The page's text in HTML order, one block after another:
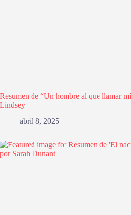
Resumen de “Un hombre al que llamar
Lindsey
abril 8, 2025